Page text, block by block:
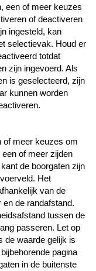
een of meer keuzes
of deactiveren
ingesteld, kan
selectievak. Houd er
totdat
zijn ingevoerd. Als
is geselecteerd, zijn
kunnen worden
of meer keuzes om
of meer zijden
de boorgaten zijn
Het
van de
de randafstand.
tussen de
passeren. Let op
de waarde gelijk is
pagina
in de buitenste